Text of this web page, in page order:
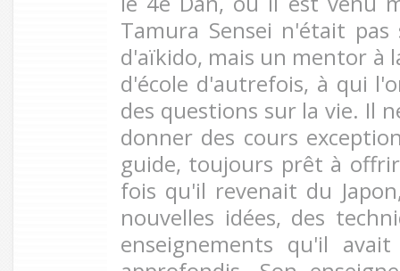
Tamura Sensei n'était
d'aïkido, mais un mentor à
d'école d'autrefois, à qui
des questions sur la vie. Il
donner des cours
guide, toujours prêt à
fois qu'il revenait du
nouvelles idées, des
enseignements qu'il